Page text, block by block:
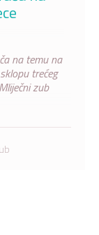
na temu na
trećeg
zub